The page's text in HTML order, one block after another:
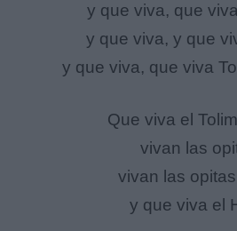
y que viva, que
y que viva, y que
y que viva, que viva
Que viva el
vivan las
vivan las
y que viva el